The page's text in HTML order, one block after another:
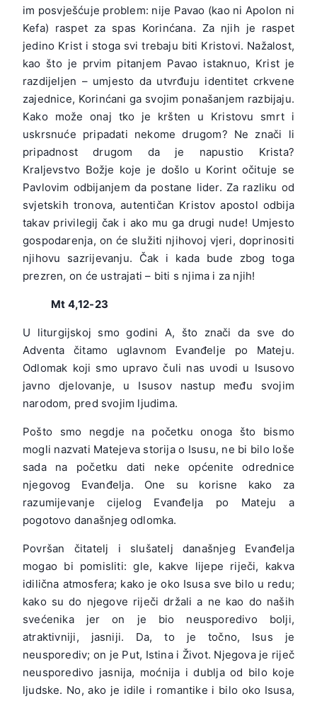
im posvješćuje problem: nije Pavao (kao ni Apolon ni
Kefa) raspet za spas Korinćana. Za njih je raspet
jedino Krist i stoga svi trebaju biti Kristovi. Nažalost,
kao što je prvim pitanjem Pavao istaknuo, Krist je
razdijeljen – umjesto da utvrđuju identitet crkvene
zajednice, Korinćani ga svojim ponašanjem razbijaju.
Kako može onaj tko je kršten u Kristovu smrt i
uskrsnuće pripadati nekome drugom? Ne znači li
pripadnost drugom da je napustio Krista?
Kraljevstvo Božje koje je došlo u Korint očituje se
Pavlovim odbijanjem da postane lider. Za razliku od
svjetskih tronova, autentičan Kristov apostol odbija
takav privilegij čak i ako mu ga drugi nude! Umjesto
gospodarenja, on će služiti njihovoj vjeri, doprinositi
njihovu sazrijevanju. Čak i kada bude zbog toga
prezren, on će ustrajati – biti s njima i za njih!
Mt 4,12-23
U liturgijskoj smo godini A, što znači da sve do
Adventa čitamo uglavnom Evanđelje po Mateju.
Odlomak koji smo upravo čuli nas uvodi u Isusovo
javno djelovanje, u Isusov nastup među svojim
narodom, pred svojim ljudima.
Pošto smo negdje na početku onoga što bismo
mogli nazvati Matejeva storija o Isusu, ne bi bilo loše
sada na početku dati neke općenite odrednice
njegovog Evanđelja. One su korisne kako za
razumijevanje cijelog Evanđelja po Mateju a
pogotovo današnjeg odlomka.
Površan čitatelj i slušatelj današnjeg Evanđelja
mogao bi pomisliti: gle, kakve lijepe riječi, kakva
idilična atmosfera; kako je oko Isusa sve bilo u redu;
kako su do njegove riječi držali a ne kao do naših
svećenika jer on je bio neusporedivo bolji,
atraktivniji, jasniji. Da, to je točno, Isus je
neusporediv; on je Put, Istina i Život. Njegova je riječ
neusporedivo jasnija, moćnija i dublja od bilo koje
ljudske. No, ako je idile i romantike i bilo oko Isusa,